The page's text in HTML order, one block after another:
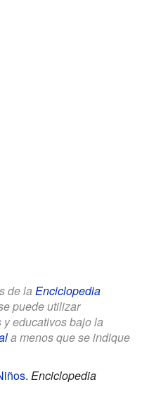
de la Enciclopedia
puede utilizar
educativos bajo la
a menos que se indique
. Enciclopedia